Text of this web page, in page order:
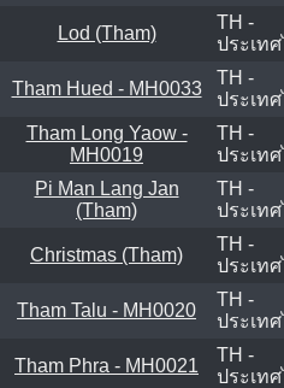
Lod (Tham)
TH -
ประเท
Tham Hued - MH0033
TH -
ประเท
Tham Long Yaow -
MH0019
TH -
ประเท
Pi Man Lang Jan
(Tham)
TH -
ประเท
Christmas (Tham)
TH -
ประเท
Tham Talu - MH0020
TH -
ประเท
Tham Phra - MH0021
TH -
ประเท